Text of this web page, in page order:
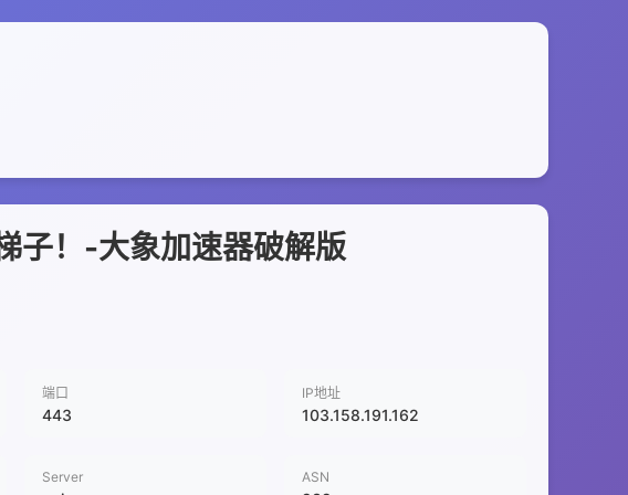
子！-大象加速器破解版
端口
443
IP地址
103.158.191.162
Server ASN